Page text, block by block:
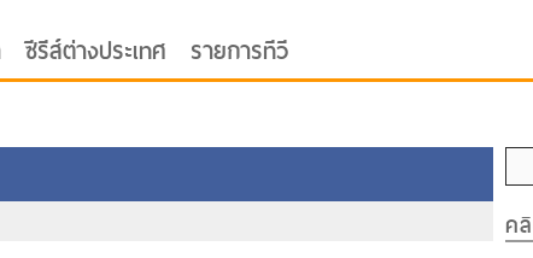
ซีรีส์ต่างประเทศ รายการทีวี
ค